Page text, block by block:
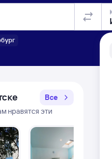
Все
нравятся эти